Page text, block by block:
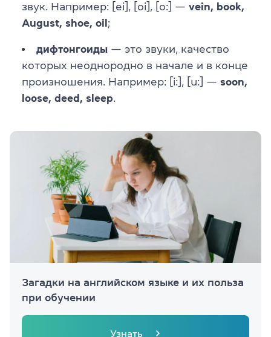
звук. Например: [ei], [oi], [o:] — vein, book,
August, shoe, oil ;
дифтонгоиды — это звуки, качество
которых неоднородно в начале и в конце
произношения. Например: [i:], [u:] — soon,
loose, deed, sleep
Загадки на английском языке и их польза
при обучении
Узнать